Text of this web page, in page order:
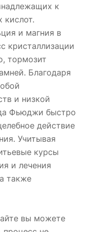
к
кислот.
и магния в
кристаллизации
тормозит
Благодаря
и низкой
Фьюджи быстро
действие
Учитывая
курсы
и лечения
также
вы можете